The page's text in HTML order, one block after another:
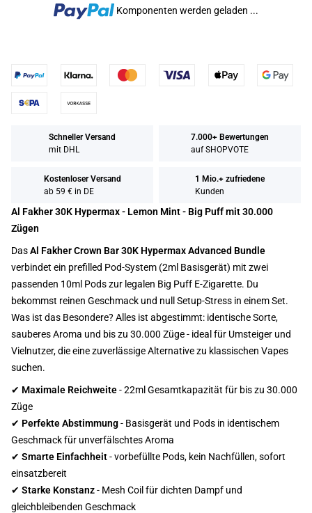
Komponenten werden geladen ...
Schneller Versand
mit DHL
7.000+ Bewertungen
auf SHOPVOTE
Kostenloser Versand
ab 59 € in DE
1 Mio.+ zufriedene
Kunden
Al Fakher 30K Hypermax - Lemon Mint - Big Puff mit 30.000
Zügen
DasAl Fakher Crown Bar 30K Hypermax Advanced Bundle
verbindet ein prefilled Pod-System (2ml Basisgerät) mit zwei
passenden 10ml Pods zur legalen Big Puff E-Zigarette. Du
bekommst reinen Geschmack und null Setup-Stress in einem Set.
Was ist das Besondere? Alles ist abgestimmt: identische Sorte,
sauberes Aroma und bis zu 30.000 Züge - ideal für Umsteiger und
Vielnutzer, die eine zuverlässige Alternative zu klassischen Vapes
suchen.
✔ Maximale Reichweite- 22ml Gesamtkapazität für bis zu 30.000
Züge
✔ Perfekte Abstimmung- Basisgerät und Pods in identischem
Geschmack für unverfälschtes Aroma
✔ Smarte Einfachheit- vorbefüllte Pods, kein Nachfüllen, sofort
einsatzbereit
✔ Starke Konstanz- Mesh Coil für dichten Dampf und
gleichbleibenden Geschmack